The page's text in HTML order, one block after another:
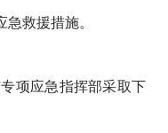
急救援措施。
项应急指挥部采取下